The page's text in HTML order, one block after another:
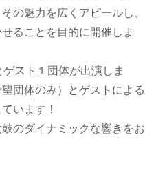
の魅力を広くアピールし、
ることを目的に開催しま
スト１団体が出演しま
団体のみ）とゲストによる
います！
のダイナミックな響きをお